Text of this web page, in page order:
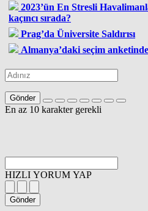
2023’ün En Stresli
kaçıncı sırada?
Prag’da Üniversite Saldırısı
Almanya’daki seçim
Gönder
En az 10 karakter gerekli
HIZLI YORUM YAP
Gönder